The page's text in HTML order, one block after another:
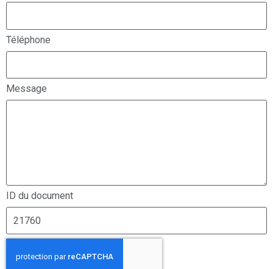
Téléphone
Message
ID du document